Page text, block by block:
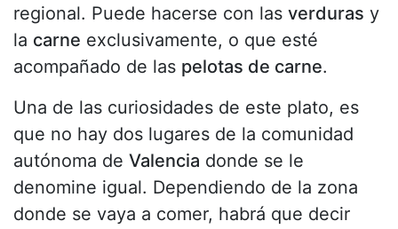
regional. Puede hacerse con las verduras y
la carne exclusivamente, o que esté
acompañado de las pelotas de carne.
Una de las curiosidades de este plato, es
que no hay dos lugares de la comunidad
autónoma de Valencia donde se le
denomine igual. Dependiendo de la zona
donde se vaya a comer, habrá que decir